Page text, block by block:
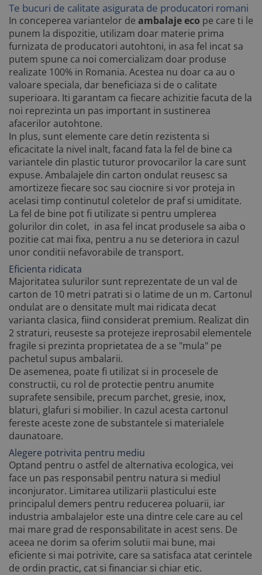
Te bucuri de calitate asigurata de producatori romani
In conceperea variantelor de ambalaje eco pe care ti le
punem la dispozitie, utilizam doar materie prima
furnizata de producatori autohtoni, in asa fel incat sa
putem spune ca noi comercializam doar produse
realizate 100% in Romania. Acestea nu doar ca au o
valoare speciala, dar beneficiaza si de o calitate
superioara. Iti garantam ca fiecare achizitie facuta de la
noi reprezinta un pas important in sustinerea
afacerilor autohtone.
In plus, sunt elemente care detin rezistenta si
eficacitate la nivel inalt, facand fata la fel de bine ca
variantele din plastic tuturor provocarilor la care sunt
expuse. Ambalajele din carton ondulat reusesc sa
amortizeze fiecare soc sau ciocnire si vor proteja in
acelasi timp continutul coletelor de praf si umiditate.
La fel de bine pot fi utilizate si pentru umplerea
golurilor din colet, in asa fel incat produsele sa aiba o
pozitie cat mai fixa, pentru a nu se deteriora in cazul
unor conditii nefavorabile de transport.
Eficienta ridicata
Majoritatea sulurilor sunt reprezentate de un val de
carton de 10 metri patrati si o latime de un m. Cartonul
ondulat are o densitate mult mai ridicata decat
varianta clasica, fiind considerat premium. Realizat din
2 straturi, reuseste sa protejeze ireprosabil elementele
fragile si prezinta proprietatea de a se "mula" pe
pachetul supus ambalarii.
De asemenea, poate fi utilizat si in procesele de
constructii, cu rol de protectie pentru anumite
suprafete sensibile, precum parchet, gresie, inox,
blaturi, glafuri si mobilier. In cazul acesta cartonul
fereste aceste zone de substantele si materialele
daunatoare.
Alegere potrivita pentru mediu
Optand pentru o astfel de alternativa ecologica, vei
face un pas responsabil pentru natura si mediul
inconjurator. Limitarea utilizarii plasticului este
principalul demers pentru reducerea poluarii, iar
industria ambalajelor este una dintre cele care au cel
mai mare grad de responsabilitate in acest sens. De
aceea ne dorim sa oferim solutii mai bune, mai
eficiente si mai potrivite, care sa satisfaca atat cerintele
de ordin practic, cat si financiar si chiar etic.